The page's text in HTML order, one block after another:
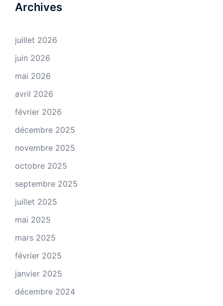
Archives
juillet 2026
juin 2026
mai 2026
avril 2026
février 2026
décembre 2025
novembre 2025
octobre 2025
septembre 2025
juillet 2025
mai 2025
mars 2025
février 2025
janvier 2025
décembre 2024